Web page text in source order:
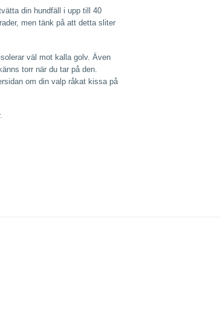
din hundfäll i upp till 40
men tänk på att detta sliter
väl mot kalla golv. Även
torr när du tar på den.
om din valp råkat kissa på